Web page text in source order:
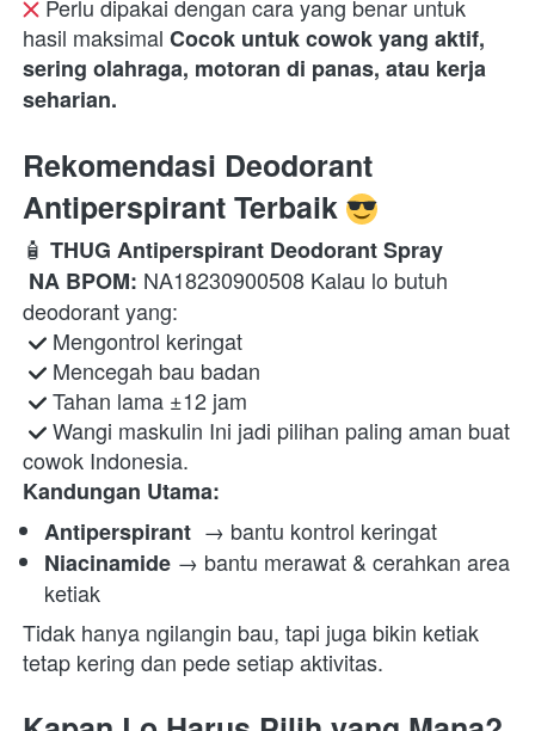
Perlu dipakai dengan cara yang benar untuk
hasil maksimal Cocok untuk cowok yang aktif,
sering olahraga, motoran di panas, atau kerja
seharian.
Rekomendasi Deodorant
Antiperspirant Terbaik
🧴 THUG Antiperspirant Deodorant Spray
NA BPOM: NA18230900508 Kalau lo butuh
deodorant yang:
Mengontrol keringat
Mencegah bau badan
Tahan lama ±12 jam
Wangi maskulin Ini jadi pilihan paling aman buat
cowok Indonesia.
Kandungan Utama:
Antiperspirant → bantu kontrol keringat
Niacinamide → bantu merawat & cerahkan area
ketiak
Tidak hanya ngilangin bau, tapi juga bikin ketiak
tetap kering dan pede setiap aktivitas.